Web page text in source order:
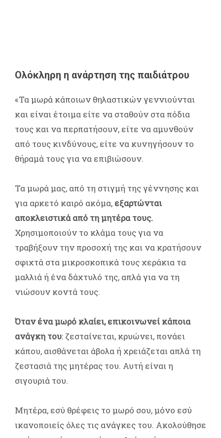
Ολόκληρη η ανάρτηση της παιδιάτρου
«Τα μωρά κάποιων θηλαστικών γεννιούνται
και είναι έτοιμα είτε να σταθούν στα πόδια
τους και να περπατήσουν, είτε να αμυνθούν
από τους κινδύνους, είτε να κυνηγήσουν το
θήραμά τους για να επιβιώσουν.
Τα μωρά μας, από τη στιγμή της γέννησης και
για αρκετό καιρό ακόμα, εξαρτώνται
αποκλειστικά από τη μητέρα τους.
Χρησιμοποιούν το κλάμα τους για να
τραβήξουν την προσοχή της και να κρατήσουν
σφιχτά στα μικροσκοπικά τους χεράκια τα
μαλλιά ή ένα δάχτυλό της, απλά για να τη
νιώσουν κοντά τους.
Όταν ένα μωρό κλαίει, επικοινωνεί κάποια
ανάγκη του: ζεσταίνεται, κρυώνει, πονάει
κάπου, αισθάνεται άβολα ή χρειάζεται απλά τη
ζεστασιά της μητέρας του. Αυτή είναι η
σιγουριά του.
Μητέρα, εσύ θρέφεις το μωρό σου, μόνο εσύ
ικανοποιείς όλες τις ανάγκες του. Ακολούθησε